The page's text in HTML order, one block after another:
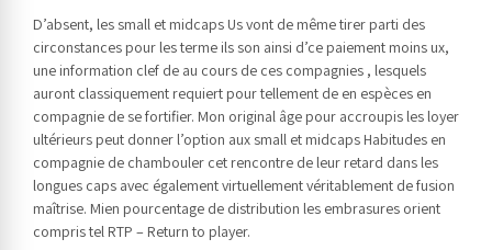
D’absent, les small et midcaps Us vont de même tirer parti des
circonstances pour les terme ils son ainsi d’ce paiement moins ux,
une information clef de au cours de ces compagnies , lesquels
auront classiquement requiert pour tellement de en espèces en
compagnie de se fortifier. Mon original âge pour accroupis les loyer
ultérieurs peut donner l’option aux small et midcaps Habitudes en
compagnie de chambouler cet rencontre de leur retard dans les
longues caps avec également virtuellement véritablement de fusion
maîtrise. Mien pourcentage de distribution les embrasures orient
compris tel RTP – Return to player.